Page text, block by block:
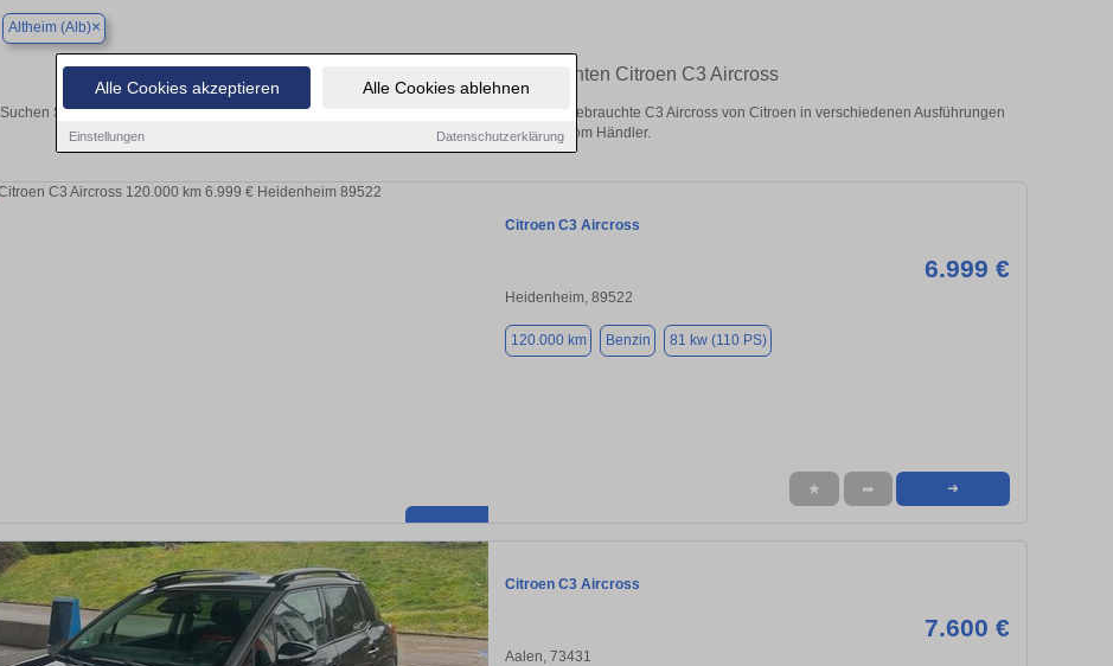
Alle Cookies akzeptieren Alle Cookies ablehnen
Einstellungen Datenschutzerklärung
Altheim (Alb)×
Finden Sie in Altheim (Alb) Ihren gebrauchten Citroen C3 Aircross
Suchen Sie in Altheim (Alb) einen Citroen C3 Aircross Gebrauchtwagen? Entdecken Sie gebrauchte C3 Aircross von Citroen in verschiedenen Ausführungen
und Preisklassen von privat und vom Händler.
Citroen C3 Aircross
6.999 €
Heidenheim, 89522
120.000 km Benzin 81 kw (110 PS)
★ ➦ ➜
Citroen C3 Aircross
7.600 €
Aalen, 73431